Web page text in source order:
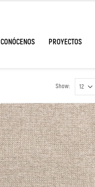
CONÓCENOS PROYECTOS
Show: